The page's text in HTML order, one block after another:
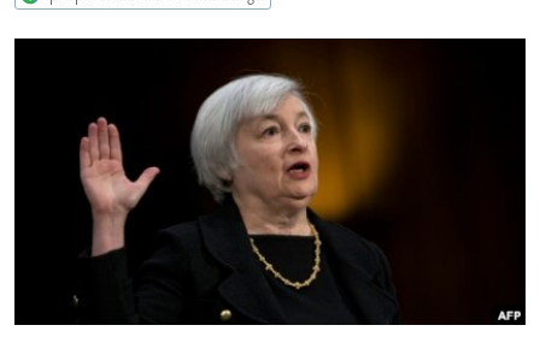
КАВКАЗ.РЕАЛИИ
РАСПИСАНИЕ ВЕЩАНИЯ
ПОДПИШИТЕСЬ НА РАССЫЛКУ
СОЦИАЛЬНЫЕ СЕТИ